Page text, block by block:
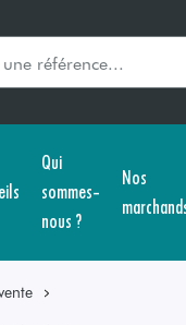
Qui
sommes-
nous ?
Nos